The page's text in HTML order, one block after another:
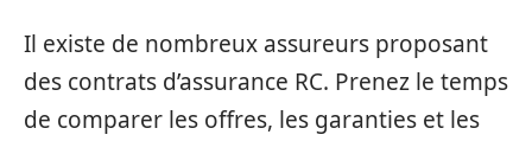
Il existe de nombreux assureurs proposant
des contrats d’assurance RC. Prenez le temps
de comparer les offres, les garanties et les